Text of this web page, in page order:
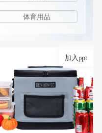
体育用品
加入ppt